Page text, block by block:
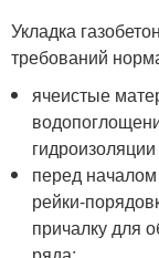
Укладка
требований
ячеистые
перед
рейки-
причалку для